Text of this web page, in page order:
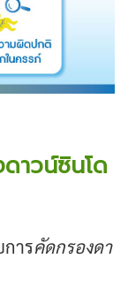
าวน์ซินโด
ารคัดกรองดา